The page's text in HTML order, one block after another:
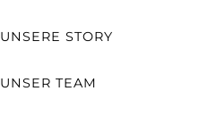
UNSERE STORY
UNSER TEAM